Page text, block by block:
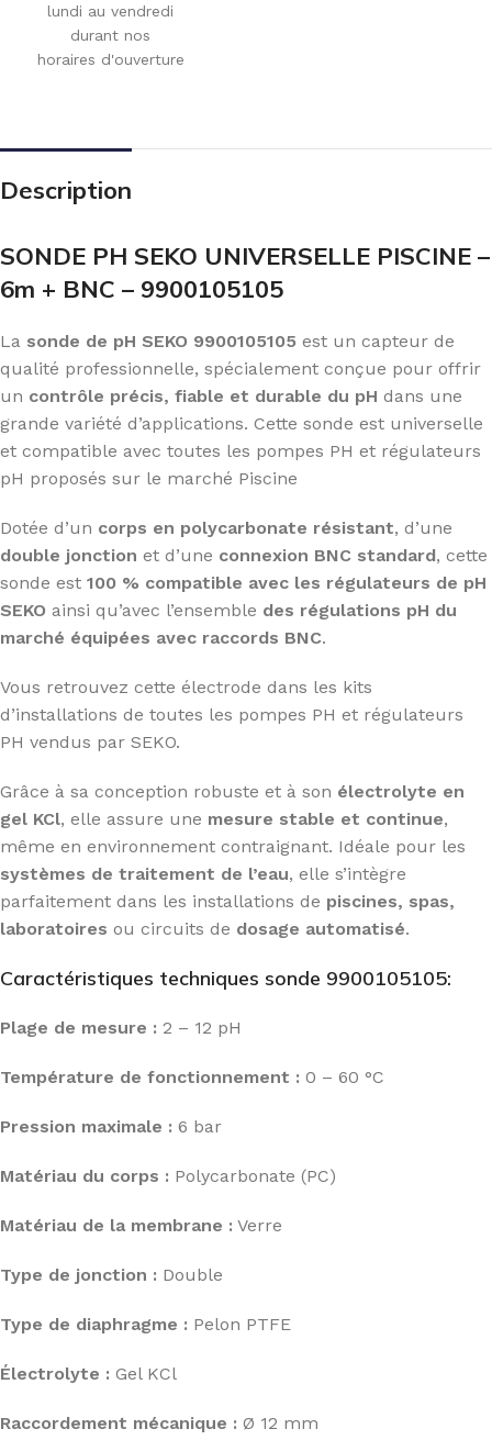
lundi au vendredi
durant nos
horaires d'ouverture
Description
SONDE PH SEKO UNIVERSELLE PISCINE –
6m + BNC – 9900105105
La sonde de pH SEKO 9900105105 est un capteur de
qualité professionnelle, spécialement conçue pour offrir
un contrôle précis, fiable et durable du pH dans une
grande variété d’applications. Cette sonde est universelle
et compatible avec toutes les pompes PH et régulateurs
pH proposés sur le marché Piscine
Dotée d’un corps en polycarbonate résistant, d’une
double jonction et d’une connexion BNC standard, cette
sonde est 100 % compatible avec les régulateurs de pH
SEKO ainsi qu’avec l’ensemble des régulations pH du
marché équipées avec raccords BNC.
Vous retrouvez cette électrode dans les kits
d’installations de toutes les pompes PH et régulateurs
PH vendus par SEKO.
Grâce à sa conception robuste et à son électrolyte en
gel KCl, elle assure une mesure stable et continue,
même en environnement contraignant. Idéale pour les
systèmes de traitement de l’eau, elle s’intègre
parfaitement dans les installations de piscines, spas,
laboratoires ou circuits de dosage automatisé.
Caractéristiques techniques sonde 9900105105:
Plage de mesure : 2 – 12 pH
Température de fonctionnement : 0 – 60 °C
Pression maximale : 6 bar
Matériau du corps : Polycarbonate (PC)
Matériau de la membrane : Verre
Type de jonction : Double
Type de diaphragme : Pelon PTFE
Électrolyte : Gel KCl
Raccordement mécanique : Ø 12 mm